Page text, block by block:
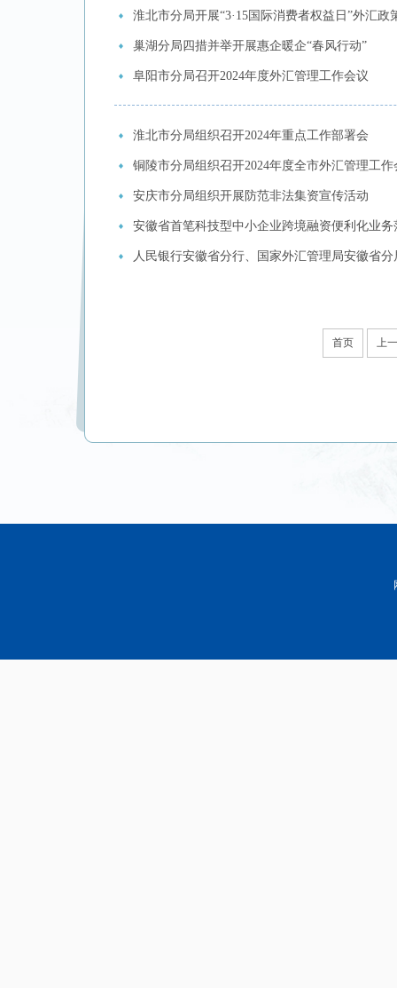
淮北市分局开展“3·15国际消费者权益日”外汇政
巢湖分局四措并举开展惠企暖企“春风行动”
阜阳市分局召开2024年度外汇管理工作会议
淮北市分局组织召开2024年重点工作部署会
铜陵市分局组织召开2024年度全市外汇管理工作
安庆市分局组织开展防范非法集资宣传活动
安徽省首笔科技型中小企业跨境融资便利化业务
人民银行安徽省分行、国家外汇管理局安徽省
首页 上